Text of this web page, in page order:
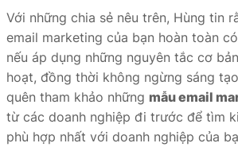
Với những chia sẻ nêu trên, Hùng tin
email marketing của bạn hoàn toàn
nếu áp dụng những nguyên tắc cơ
hoạt, đồng thời không ngừng sáng
quên tham khảo những mẫu email
từ các doanh nghiệp đi trước để tìm
phù hợp nhất với doanh nghiệp của